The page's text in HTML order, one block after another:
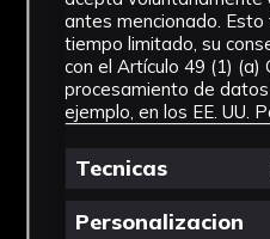
antes mencionado. Esto
tiempo limitado, su
con el Artículo 49 (1) (a)
procesamiento de
ejemplo, en los EE. UU.
Tecnicas
Personalizacion